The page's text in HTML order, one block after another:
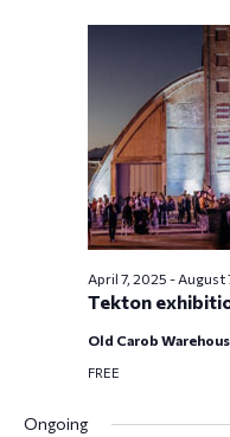
Tekton
April 7, 2025 - August
Old Carob
FREE
Ongoing